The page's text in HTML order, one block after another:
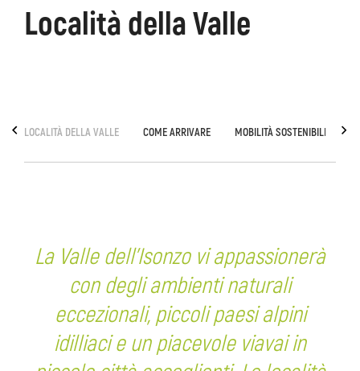
Località della Valle
LOCALITÀ DELLA VALLE COME ARRIVARE MOBILITÀ SOSTENIBILE
Kanin
Sentieri
La Valle dell’Isonzo vi appassionerà
con degli ambienti naturali
eccezionali, piccoli paesi alpini
idilliaci e un piacevole viavai in